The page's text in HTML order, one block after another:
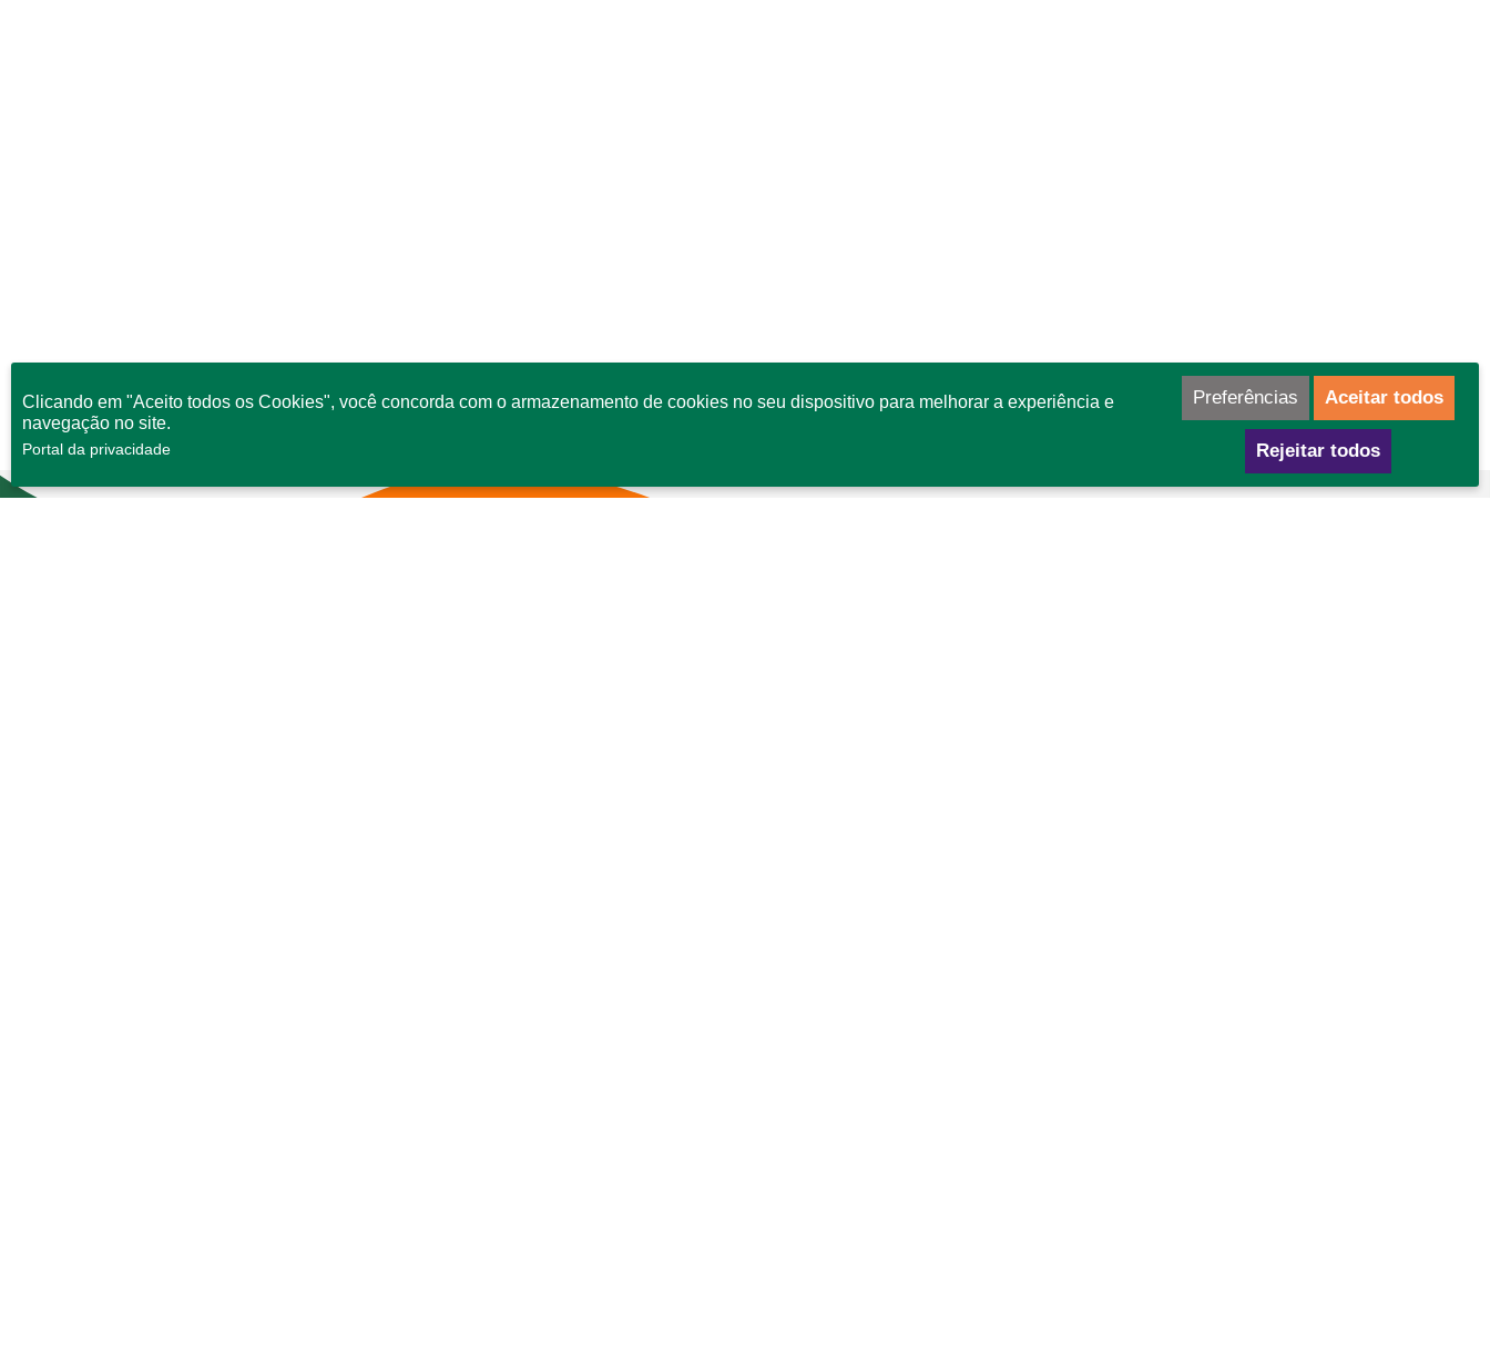
Clicando em "Aceito todos os Cookies", você concorda com o armazenamento de cookies no seu dispositivo para melhorar a experiência e
navegação no site.
Portal da privacidade
Preferências Aceitar todos
Rejeitar todos